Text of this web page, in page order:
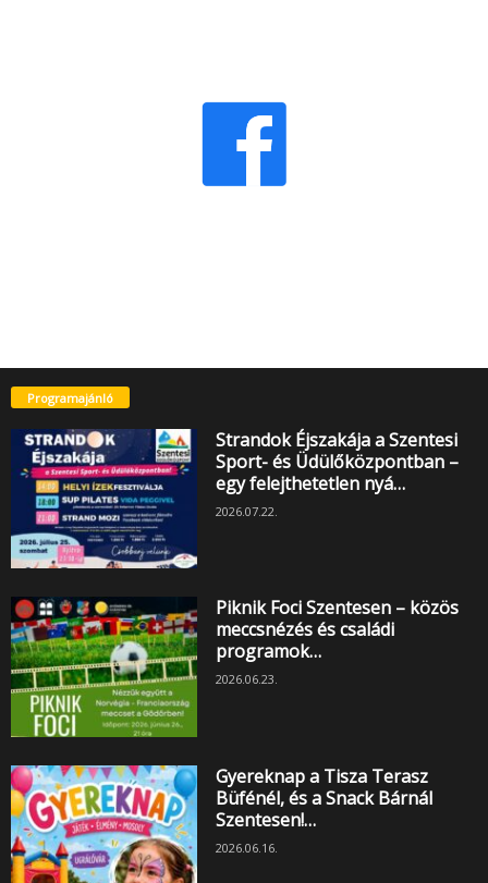
Programajánló
Strandok Éjszakája a Szentesi
Sport- és Üdülőközpontban –
egy felejthetetlen nyá…
2026.07.22.
Piknik Foci Szentesen – közös
meccsnézés és családi
programok…
2026.06.23.
Gyereknap a Tisza Terasz
Büfénél, és a Snack Bárnál
Szentesen!…
2026.06.16.